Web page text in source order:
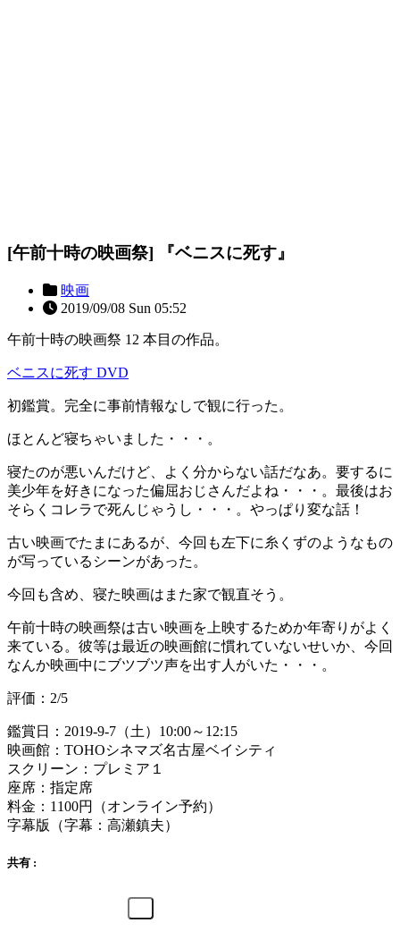
[午前十時の映画祭] 『ベニスに死す』
映画
2019/09/08 Sun 05:52
午前十時の映画祭 12 本目の作品。
ベニスに死す DVD
初鑑賞。完全に事前情報なしで観に行った。
ほとんど寝ちゃいました・・・。
寝たのが悪いんだけど、よく分からない話だなあ。要するに
美少年を好きになった偏屈おじさんだよね・・・。最後はお
そらくコレラで死んじゃうし・・・。やっぱり変な話！
古い映画でたまにあるが、今回も左下に糸くずのようなもの
が写っているシーンがあった。
今回も含め、寝た映画はまた家で観直そう。
午前十時の映画祭は古い映画を上映するためか年寄りがよく
来ている。彼等は最近の映画館に慣れていないせいか、今回
なんか映画中にブツブツ声を出す人がいた・・・。
評価：2/5
鑑賞日：2019-9-7（土）10:00～12:15
映画館：TOHOシネマズ名古屋ベイシティ
スクリーン：プレミア１
座席：指定席
料金：1100円（オンライン予約）
字幕版（字幕：高瀬鎮夫）
共有 :